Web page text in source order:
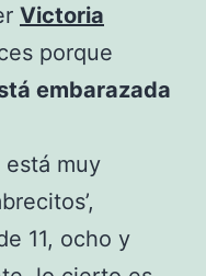
Victoria
porque
embarazada
muy
11, ocho y